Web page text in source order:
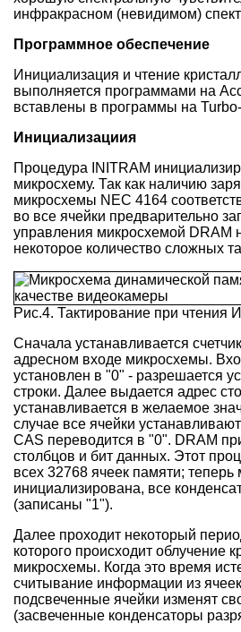
инфракрасном (невидимом)
Программное обеспечение
Инициализация и чтение
выполняется программами на
вставлены в программы на
Инициализациия
Процедура INITRAM
микросхему. Так как наличию
микросхемы NEC 4164
во все ячейки предварительно
управления микросхемой DRAM
некоторое количество сложных
Рис.4. Тактирование при чтения
Сначала устанавливается
адресном входе микросхемы.
установлен в "0" - разрешается
строки. Далее выдается адрес
устанавливается в желаемое
случае все ячейки
CAS переводится в "0". DRAM
столбцов и бит данных. Этот
всех 32768 ячеек памяти;
инициализирована, все
(записаны "1").
Далее проходит некоторый
которого происходит облучение
микросхемы. Когда это время
считывание информации из
подсвеченные ячейки изменят
(засвеченные конденсаторы